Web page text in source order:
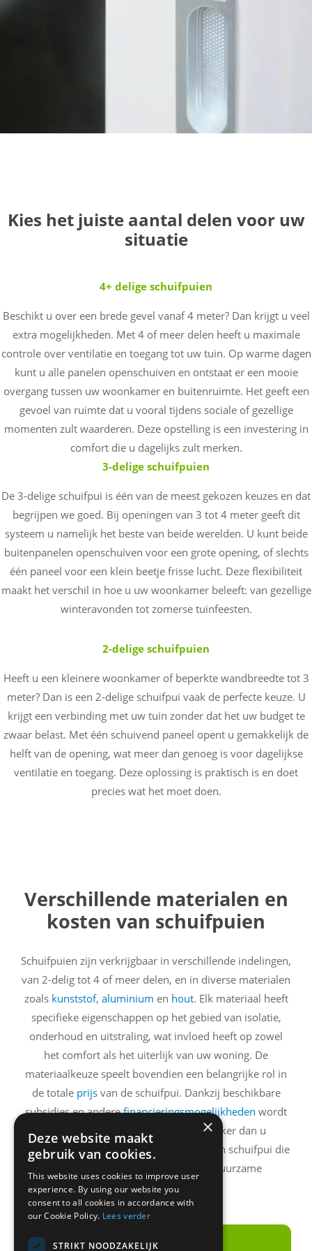
Kies het juiste aantal delen voor uw
situatie
2-delige schuifpuien
Heeft u een kleinere woonkamer of beperkte wandbreedte tot 3
meter? Dan is een 2-delige schuifpui vaak de perfecte keuze. U
krijgt een verbinding met uw tuin zonder dat het uw budget te
zwaar belast. Met één schuivend paneel opent u gemakkelijk de
helft van de opening, wat meer dan genoeg is voor dagelijkse
ventilatie en toegang. Deze oplossing is praktisch is en doet
precies wat het moet doen.
3-delige schuifpuien
De 3-delige schuifpui is één van de meest gekozen keuzes en dat
begrijpen we goed. Bij openingen van 3 tot 4 meter geeft dit
systeem u namelijk het beste van beide werelden. U kunt beide
buitenpanelen openschuiven voor een grote opening, of slechts
één paneel voor een klein beetje frisse lucht. Deze flexibiliteit
maakt het verschil in hoe u uw woonkamer beleeft: van gezellige
winteravonden tot zomerse tuinfeesten.
4+ delige schuifpuien
Beschikt u over een brede gevel vanaf 4 meter? Dan krijgt u veel
extra mogelijkheden. Met 4 of meer delen heeft u maximale
controle over ventilatie en toegang tot uw tuin. Op warme dagen
kunt u alle panelen openschuiven en ontstaat er een mooie
overgang tussen uw woonkamer en buitenruimte. Het geeft een
gevoel van ruimte dat u vooral tijdens sociale of gezellige
momenten zult waarderen. Deze opstelling is een investering in
comfort die u dagelijks zult merken.
Verschillende materialen en
kosten van schuifpuien
Schuifpuien zijn verkrijgbaar in verschillende indelingen,
van 2-delig tot 4 of meer delen, en in diverse materialen
zoals kunststof, aluminium en hout. Elk materiaal heeft
specifieke eigenschappen op het gebied van isolatie,
onderhoud en uitstraling, wat invloed heeft op zowel
het comfort als het uiterlijk van uw woning. De
materiaalkeuze speelt bovendien een belangrijke rol in
de totale prijsvan de schuifpui. Dankzij beschikbare
subsidies en anderefinancieringsmogelijkheden wordt
de investering financieel aantrekkelijker dan u
misschien denkt. Zo kiest u eenvoudig een schuifpui die
past bij uw stijl, uw budget en uw duurzame
woonwensen.
×
Deze website maakt
gebruik van cookies.
This website uses cookies to improve user
experience. By using our website you
consent to all cookies in accordance with
our Cookie Policy. Lees verder
STRIKT NOODZAKELIJK